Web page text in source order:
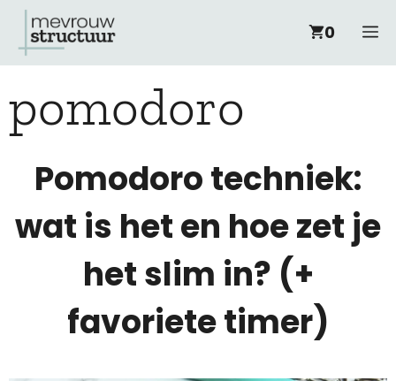
naar
inhoud
0
pomodoro
Pomodoro techniek:
wat is het en hoe zet je
het slim in? (+
favoriete timer)